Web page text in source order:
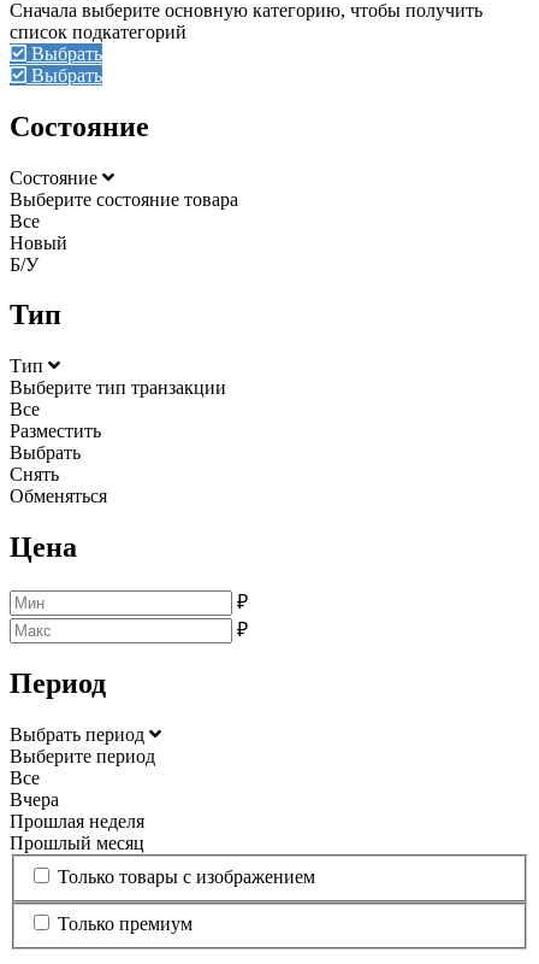
Выбрать
Выбрать
Состояние
Состояние
Выберите состояние товара
Все
Новый
Б/У
Тип
Тип
Выберите тип транзакции
Все
Разместить
Выбрать
Снять
Обменяться
Цена
₽
₽
Период
Выбрать период
Выберите период
Все
Вчера
Прошлая неделя
Прошлый месяц
Только товары с изображением
Только премиум